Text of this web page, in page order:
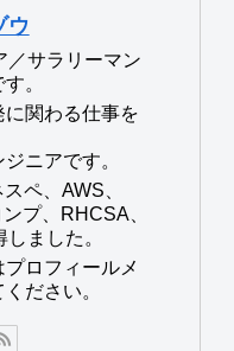
ウ
／サラリーマン
。
関わる仕事を
ニアです。
ペ、AWS、
プ、RHCSA、
ました。
ロフィールメ
ださい。